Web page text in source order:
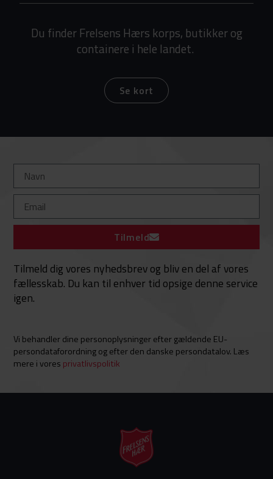
Du finder Frelsens Hærs korps, butikker og
containere i hele landet.
Se kort
Tilmeld
Tilmeld dig vores nyhedsbrev og bliv en del af vores
fællesskab. Du kan til enhver tid opsige denne service
igen.
Vi behandler dine personoplysninger efter gældende EU-
persondataforordning og efter den danske persondatalov. Læs
mere i vores privatlivspolitik